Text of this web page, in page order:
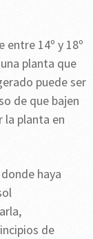
entre 14º y 18º
planta que
puede ser
de que bajen
planta en
haya
de